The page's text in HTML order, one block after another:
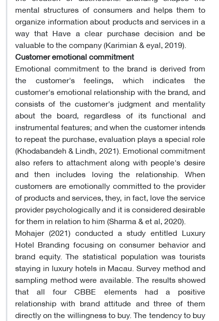
mental structures of consumers and helps them to
organize information about products and services in a
way that Have a clear purchase decision and be
valuable to the company (Karimian & eyal, 2019).
Customer emotional commitment
Emotional commitment to the brand is derived from
the customer's feelings, which indicates the
customer's emotional relationship with the brand, and
consists of the customer's judgment and mentality
about the board, regardless of its functional and
instrumental features; and when the customer intends
to repeat the purchase, evaluation plays a special role
(Khodabandeh & Lindh, 2021). Emotional commitment
also refers to attachment along with people's desire
and then includes loving the relationship. When
customers are emotionally committed to the provider
of products and services, they, in fact, love the service
provider psychologically and it is considered desirable
for them in relation to him (Sharma & et al, 2020).
Mohajer (2021) conducted a study entitled Luxury
Hotel Branding focusing on consumer behavior and
brand equity. The statistical population was tourists
staying in luxury hotels in Macau. Survey method and
sampling method were available. The results showed
that all four CBBE elements had a positive
relationship with brand attitude and three of them
directly on the willingness to buy. The tendency to buy